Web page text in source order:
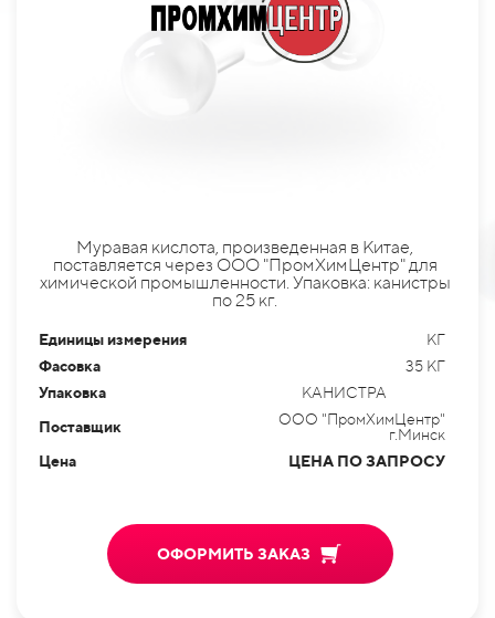
Муравая кислота, произведенная в Китае,
поставляется через ООО "ПромХимЦентр" для
химической промышленности. Упаковка: канистры
по 25 кг.
Единицы измерения
КГ
Фасовка
35 КГ
Упаковка
КАНИСТРА
Поставщик
ООО "ПромХимЦентр"
г.Минск
Цена
ЦЕНА ПО ЗАПРОСУ
ОФОРМИТЬ ЗАКАЗ